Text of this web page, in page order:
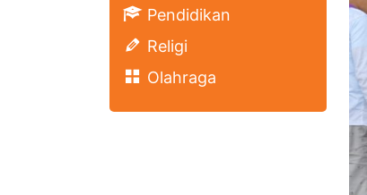
Pendidikan
Religi
Olahraga